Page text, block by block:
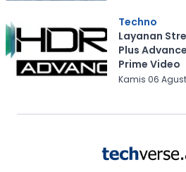
Techno
Layanan
Plus
Prime Video
Kamis 06